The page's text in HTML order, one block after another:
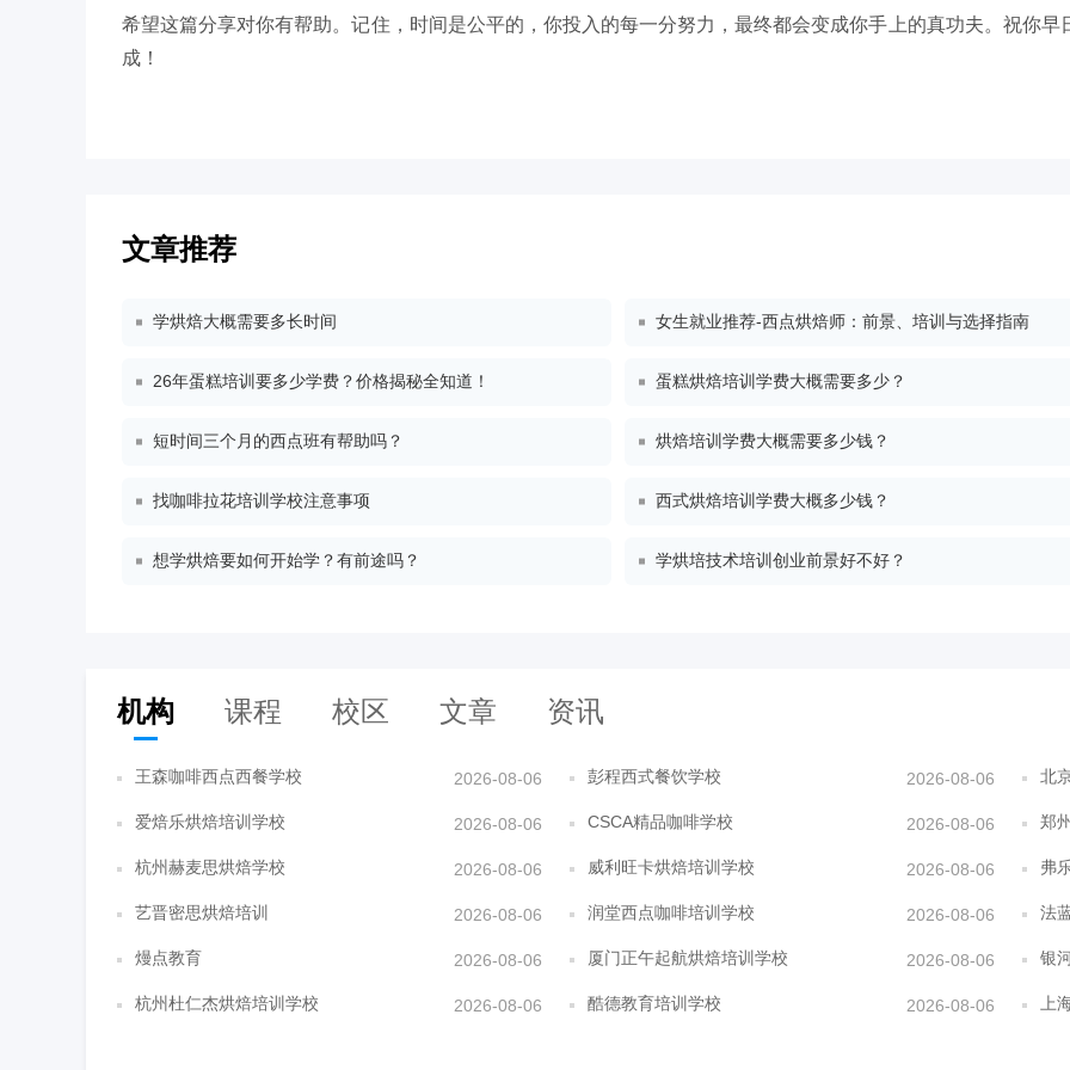
希望这篇分享对你有帮助。记住，时间是公平的，你投入的每一分努力，最终都会变成你手上的真功夫。祝你早
成！
文章推荐
学烘焙大概需要多长时间 女生就业推荐-西点烘焙师：前景、培训与选择指南
26年蛋糕培训要多少学费？价格揭秘全知道！ 蛋糕烘焙培训学费大概需要多少？
短时间三个月的西点班有帮助吗？ 烘焙培训学费大概需要多少钱？
找咖啡拉花培训学校注意事项 西式烘焙培训学费大概多少钱？
想学烘焙要如何开始学？有前途吗？ 学烘培技术培训创业前景好不好？
机构
王森咖啡西点西餐学校 2026-08-06 彭程西式餐饮学校 2026-08-06 北
爱焙乐烘焙培训学校 2026-08-06 CSCA精品咖啡学校 2026-08-06 郑
杭州赫麦思烘焙学校 2026-08-06 威利旺卡烘焙培训学校 2026-08-06 弗
艺晋密思烘焙培训 2026-08-06 润堂西点咖啡培训学校 2026-08-06 法
熳点教育 2026-08-06 厦门正午起航烘焙培训学校 2026-08-06 银
杭州杜仁杰烘焙培训学校 2026-08-06 酷德教育培训学校 2026-08-06 上
课程 校区 文章 资讯